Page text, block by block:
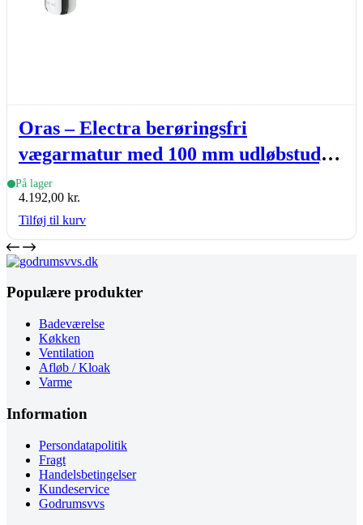
Oras – Electra berøringsfri
vægarmatur med 100 mm udløbstud,
S-tud, 6 V, krom
På lager
4.192,00 kr.
Tilføj til kurv
Populære produkter
Badeværelse
Køkken
Ventilation
Afløb / Kloak
Varme
Information
Persondatapolitik
Fragt
Handelsbetingelser
Kundeservice
Godrumsvvs